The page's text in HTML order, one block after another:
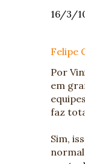
16/3/
Felipe
Por
em
faz
Sim,